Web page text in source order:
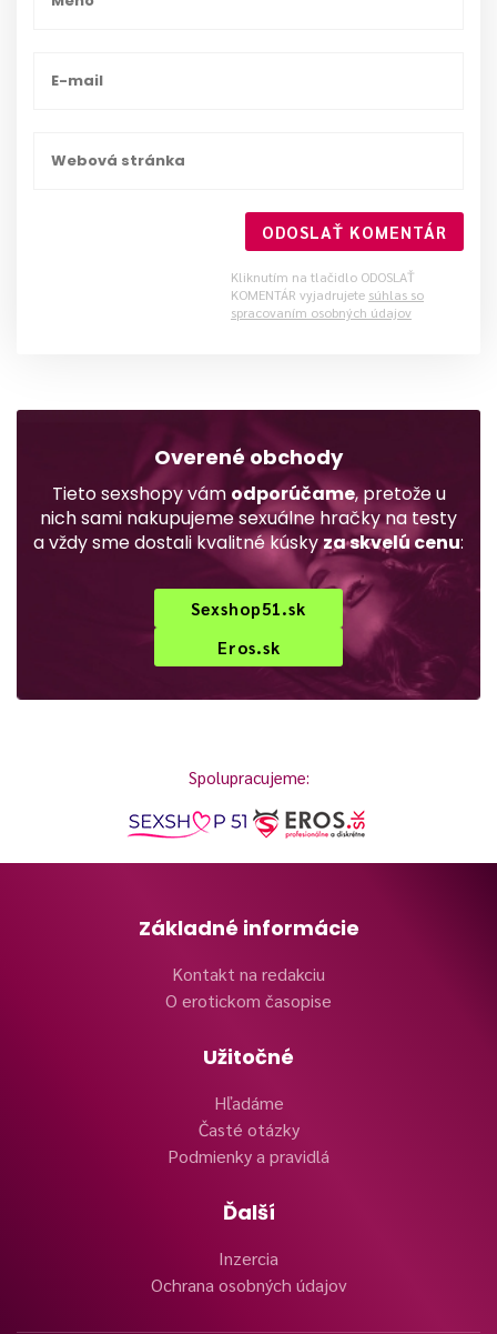
ODOSLAŤ KOMENTÁR
Kliknutím na tlačidlo ODOSLAŤ
KOMENTÁR vyjadrujete súhlas so
spracovaním osobných údajov
Overené obchody
Tieto sexshopy vám odporúčame, pretože u
nich sami nakupujeme sexuálne hračky na testy
a vždy sme dostali kvalitné kúskyza skvelú cenu:
Sexshop51.sk
Eros.sk
Spolupracujeme:
Základné informácie
Kontakt na redakciu
O erotickom časopise
Užitočné
Hľadáme
Časté otázky
Podmienky a pravidlá
Ďalší
Inzercia
Ochrana osobných údajov